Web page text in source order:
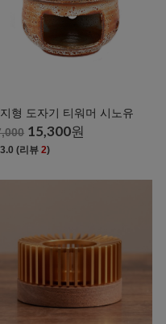
형 도자기 티워머 시노유
15,300원
3.0 (리뷰2)